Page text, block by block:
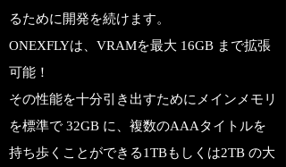
るために開発を続けます。
ONEXFLYは、VRAMを最大 16GB まで拡張
可能！
その性能を十分引き出すためにメインメモリ
を標準で 32GB に、複数のAAAタイトルを
持ち歩くことができる1TBもしくは2TB の大